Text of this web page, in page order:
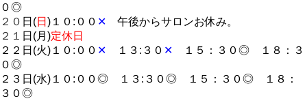
０◎
２０ 日(日 )１０:００ ✕ 午後からサロンお休み。
２１ 日(月)定休日
２２日(火)１０:００ ✕ １３:３０ ✕ １５：３０◎ １８：３
０◎
２３日(水)１０:００◎ １３:３０◎ １５：３０◎ １８：
３０◎